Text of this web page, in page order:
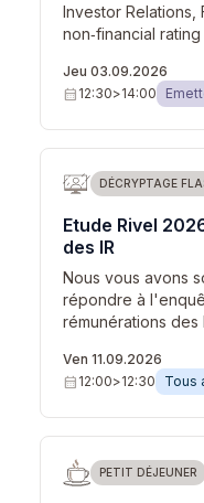
Investor Relations,
non‑financial
Jeu 03.09.2026
calendar_month 12:30>14:00
DÉCRYPTAGE
Etude Rivel
des IR
Nous vous avons
répondre à
rémunérations des
Ven 11.09.2026
calendar_month 12:00>12:30 Tous
PETIT DÉJEUNER